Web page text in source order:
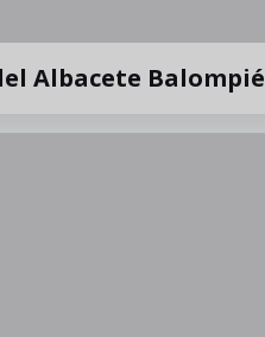
Albacete Balompié